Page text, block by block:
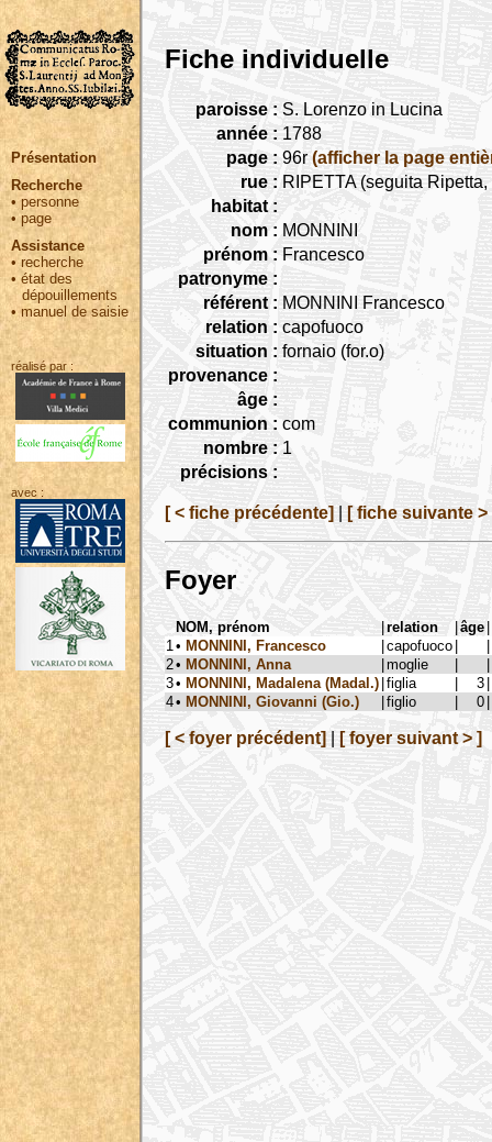
Présentation
Recherche
• personne
•page
Assistance
• recherche
•état des
dépouillements
•manuel de saisie
réalisé par :
avec :
Fiche individuelle
paroisse : S. Lorenzo in Lucina
année : 1788
page : 96r (afficher la page
rue : RIPETTA (seguita
habitat :
nom : MONNINI
prénom : Francesco
patronyme :
référent : MONNINI Francesco
relation : capofuoco
situation : fornaio (for.o)
provenance :
âge :
communion : com
nombre : 1
précisions :
[ < fiche précédente] [ fiche suivante >
Foyer
NOM, prénom |relation |âge |
1 • MONNINI, Francesco |capofuoco |
|
2• MONNINI, Anna |moglie |
|
3• MONNINI, Madalena (Madal.) |figlia | 3 |
4• MONNINI, Giovanni (Gio.) |figlio | 0 |
[ < foyer précédent] [ foyer suivant > ]